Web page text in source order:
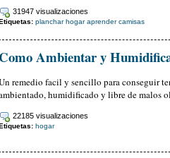
31947 visualizaciones
planchar hogar aprender camisas
Como Ambientar y
remedio facil y sencillo para conseguir
humidificado y libre de malos
22185 visualizaciones
hogar